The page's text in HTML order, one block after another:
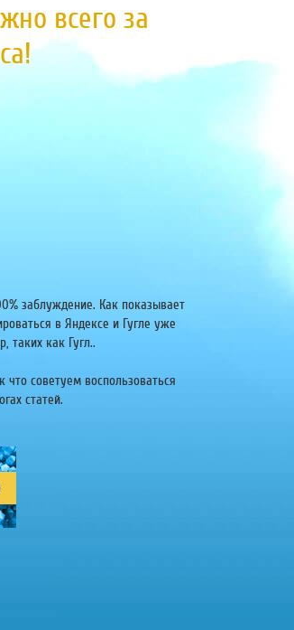
всего за
заблуждение. Как показывает
в Яндексе и Гугле уже
таких как Гугл..
что советуем воспользоваться
статей.